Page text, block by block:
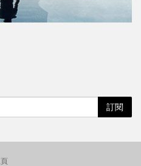
訂閱